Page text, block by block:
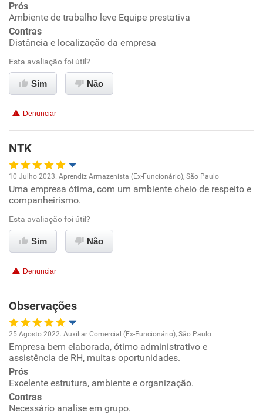
Conciliação com a vida familiar
Benefícios
Prós
Ambiente de trabalho leve Equipe prestativa
Contras
Distância e localização da empresa
Esta avaliação foi útil?
Sim Não
Denunciar
NTK
Oportunidade de promoção
Ambiente de trabalho
Conciliação com a vida familiar
Recomenda esta empresa
Recomenda a diretoria
10 Julho 2023. Aprendiz Armazenista (Ex-Funcionário), São Paulo
Uma empresa ótima, com um ambiente cheio de respeito e
companheirismo.
Esta avaliação foi útil?
Sim Não
Denunciar
Observações
Oportunidade de promoção
Ambiente de trabalho
Conciliação com a vida familiar
25 Agosto 2022. Auxiliar Comercial (Ex-Funcionário), São Paulo
Empresa bem elaborada, ótimo administrativo e
assistência de RH, muitas oportunidades.
Prós
Excelente estrutura, ambiente e organização.
Contras
Necessário analise em grupo.